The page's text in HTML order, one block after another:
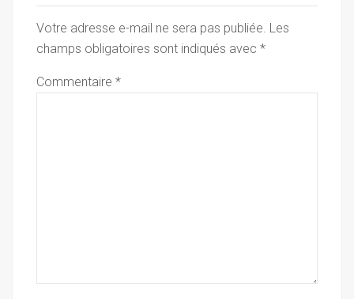
Votre adresse e-mail ne sera pas publiée. Les
champs obligatoires sont indiqués avec *
Commentaire *